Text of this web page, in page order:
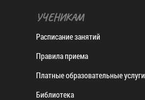
УЧЕНИКАМ
Расписание занятий
Правила приема
Платные образовательные услуги
Библиотека